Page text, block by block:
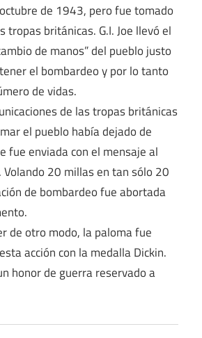
de 1943, pero fue tomado
tropas británicas. G.I. Joe llevó el
de manos” del pueblo justo
el bombardeo y por lo tanto
de vidas.
de las tropas británicas
el pueblo había dejado de
fue enviada con el mensaje al
20 millas en tan sólo 20
de bombardeo fue abortada
de otro modo, la paloma fue
acción con la medalla Dickin.
honor de guerra reservado a